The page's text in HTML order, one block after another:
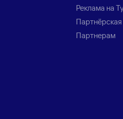
Реклама на
Партнерам